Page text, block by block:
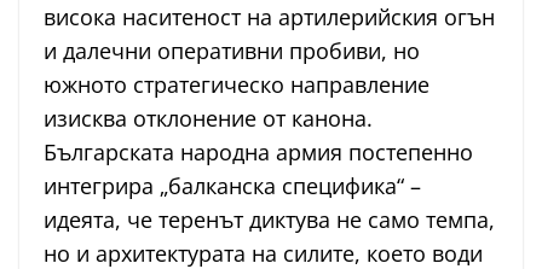
висока наситеност на артилерийския огън
и далечни оперативни пробиви, но
южното стратегическо направление
изисква отклонение от канона.
Българската народна армия постепенно
интегрира „балканска специфика“ –
идеята, че теренът диктува не само темпа,
но и архитектурата на силите, което води